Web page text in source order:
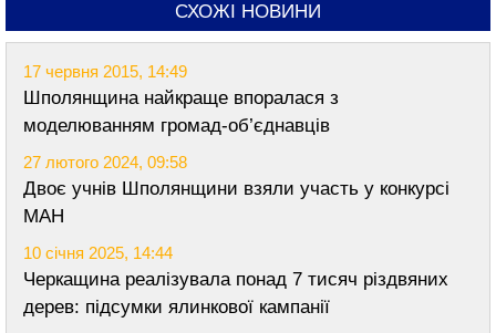
СХОЖІ НОВИНИ
17 червня 2015, 14:49
Шполянщина найкраще впоралася з
моделюванням громад-об’єднавців
27 лютого 2024, 09:58
Двоє учнів Шполянщини взяли участь у конкурсі
МАН
10 січня 2025, 14:44
Черкащина реалізувала понад 7 тисяч різдвяних
дерев: підсумки ялинкової кампанії